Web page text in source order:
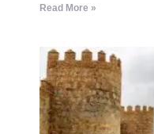
Read More »